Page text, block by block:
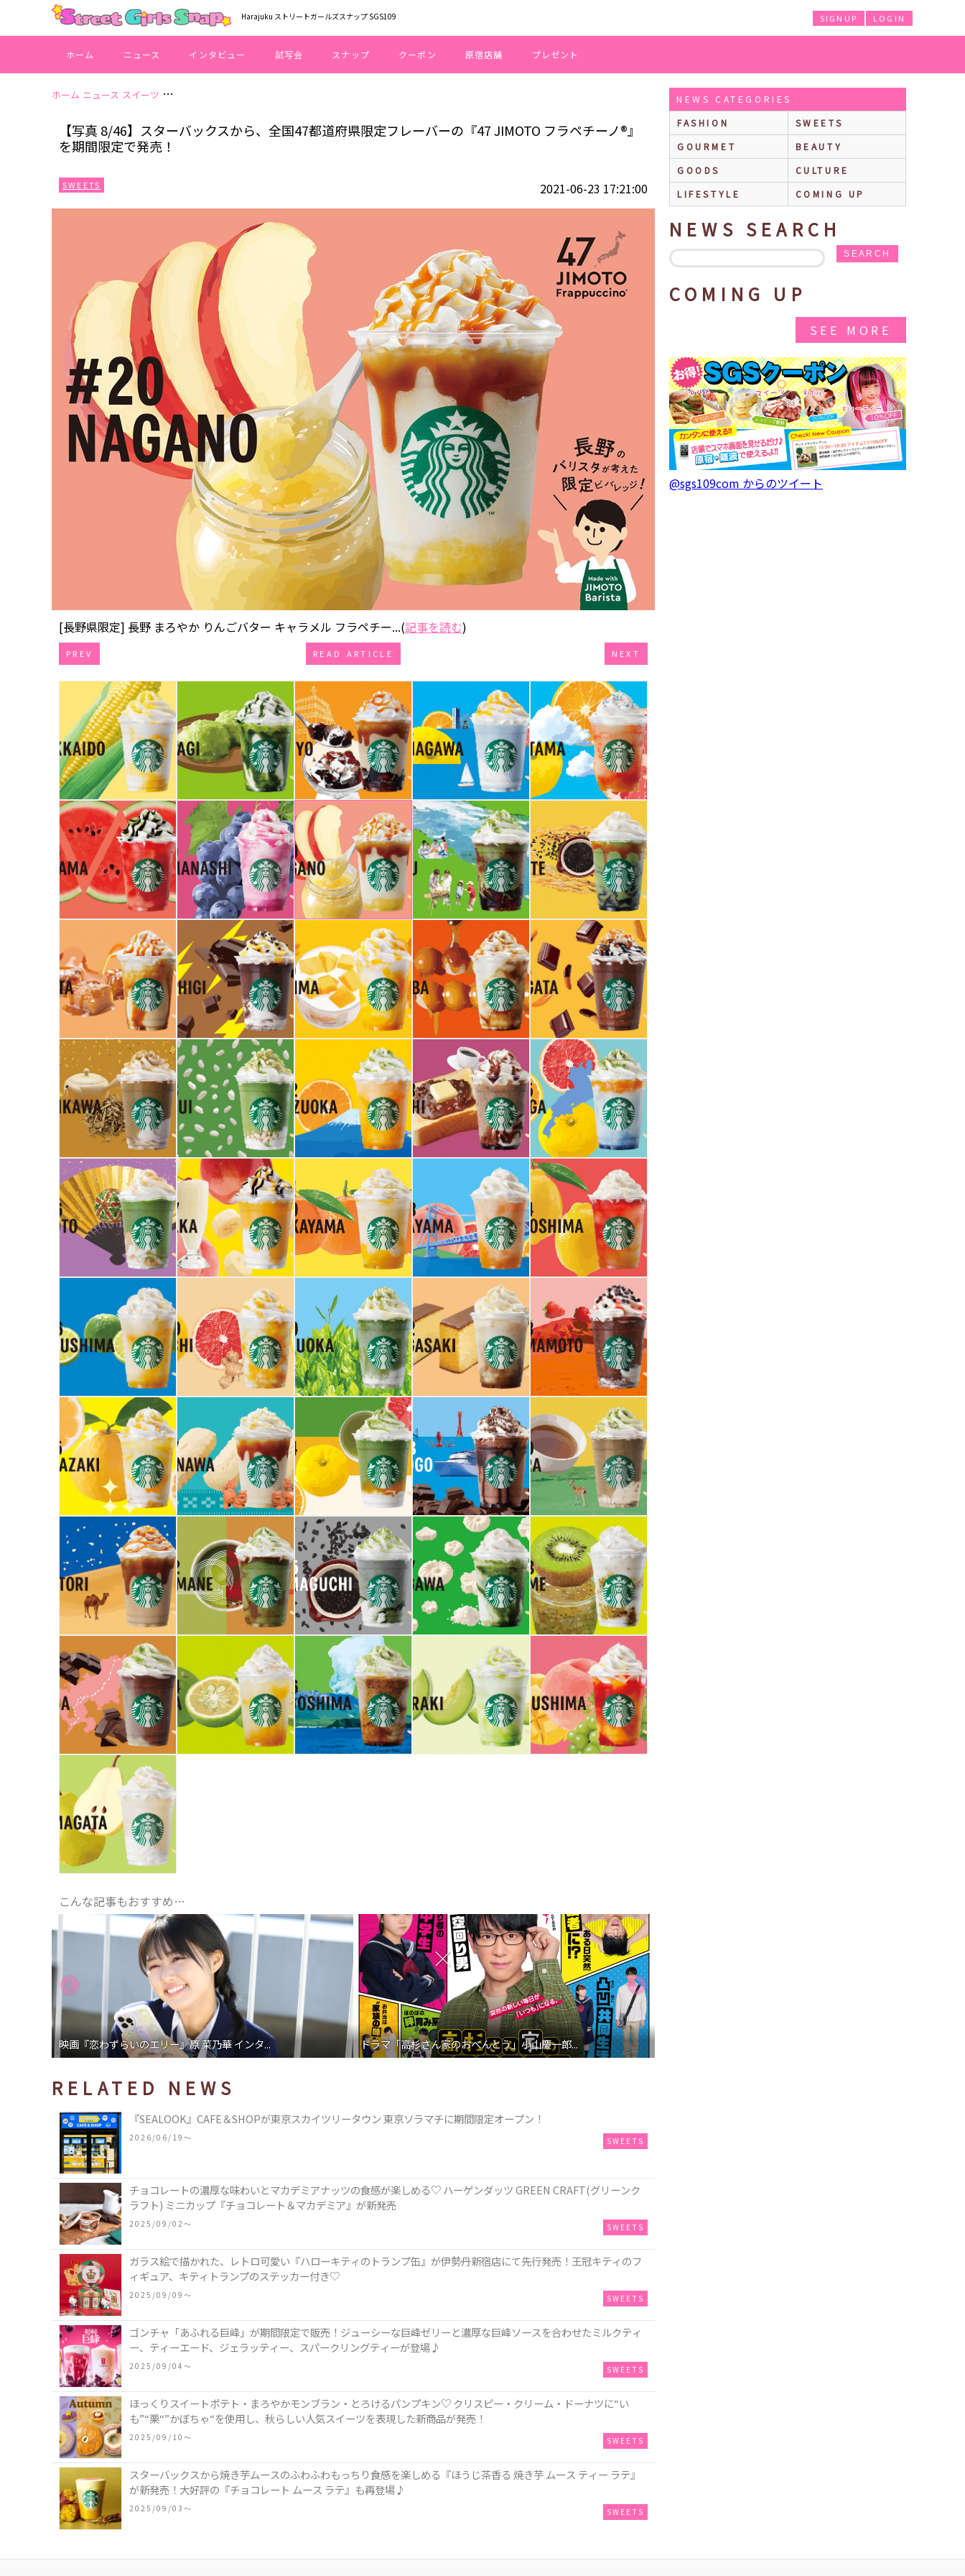
Harajuku ストリートガールズスナップ SGS109 LOGIN
SIGNUP
ホーム ニュース インタビュー 試写会 スナップ クーポン 原宿店舗 プレゼント
ホーム ニュース スイーツ 【写真 8/46】スターバックスから、全国47都道府県限定フレーバーの『47 JIMOTO フラペチーノ®』を期間限定で発売！
【写真 8/46】スターバックスから、全国47都道府県限定フレーバーの『47 JIMOTO フラペチーノ®』
を期間限定で発売！
SWEETS 2021-06-23 17:21:00
[長野県限定] 長野 まろやか りんごバター キャラメル フラペチー...(記事を読む)
PREV READ ARTICLE NEXT
こんな記事もおすすめ…
ドラマ「高杉さん家のおべんとう」小山慶一郎... 映画『わたしの幸せな結婚』髙石あかり インタ...
RELATED NEWS
『SEALOOK』CAFE＆SHOPが東京スカイツリータウン 東京ソラマチに期間限定オープン！
2026/06/19〜 SWEETS
チョコレートの濃厚な味わいとマカデミアナッツの食感が楽しめる♡ ハーゲンダッツ GREEN CRAFT(グリーンク
ラフト) ミニカップ『チョコレート＆マカデミア』が新発売
2025/09/02〜 SWEETS
ガラス絵で描かれた、レトロ可愛い『ハローキティのトランプ缶』が伊勢丹新宿店にて先行発売！王冠キティのフ
ィギュア、キティトランプのステッカー付き♡
2025/09/09〜 SWEETS
ゴンチャ「あふれる巨峰」が期間限定で販売！ジューシーな巨峰ゼリーと濃厚な巨峰ソースを合わせたミルクティ
ー、ティーエード、ジェラッティー、スパークリングティーが登場♪
2025/09/04〜 SWEETS
ほっくりスイートポテト・まろやかモンブラン・とろけるパンプキン♡ クリスピー・クリーム・ドーナツに“い
も”“栗“”かぼちゃ“を使用し、秋らしい人気スイーツを表現した新商品が発売！
2025/09/10〜 SWEETS
スターバックスから焼き芋ムースのふわふわもっちり食感を楽しめる『ほうじ茶香る 焼き芋 ムース ティー ラテ』
が新発売！大好評の『チョコレート ムース ラテ』も再登場♪
2025/09/03〜 SWEETS
NEWS CATEGORIES
FASHION
SWEETS
GOURMET
BEAUTY
GOODS
CULTURE
LIFESTYLE
COMING UP
NEWS SEARCH
SEARCH
COMING UP
SEE MORE
@sgs109com からのツイート